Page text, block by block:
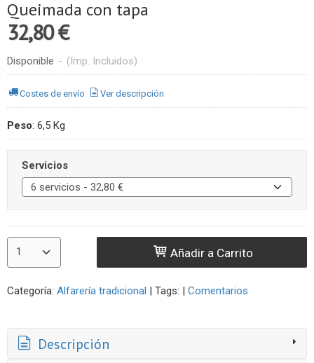
Queimada con tapa
32,80 €
Disponible - (Imp. Incluidos)
Costes de envío Ver descripción
Peso: 6,5 Kg
Servicios
Añadir a Carrito
Categoría: Alfarería tradicional | Tags: | Comentarios
Descripción